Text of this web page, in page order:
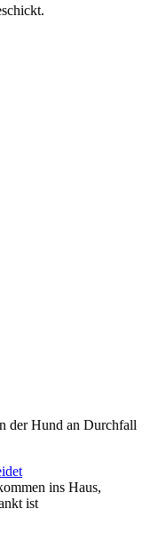
der Hund an Durchfall
ins Haus,
ist